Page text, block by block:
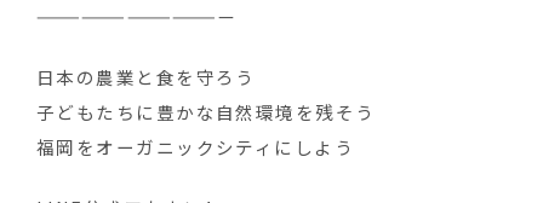
—————————————
日本の農業と食を守ろう ‍
子どもたちに豊かな自然環境を残そう
福岡をオーガニックシティにしよう